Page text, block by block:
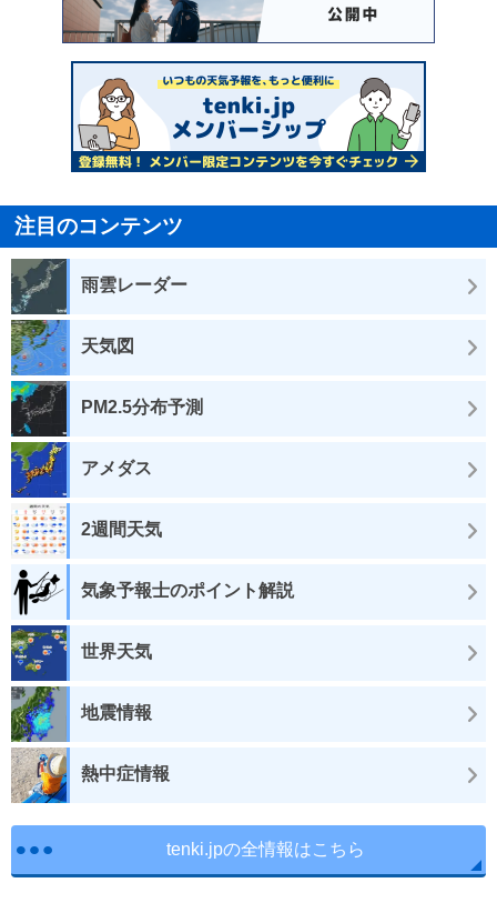
注目のコンテンツ
雨雲レーダー
天気図
PM2.5分布予測
アメダス
2週間天気
気象予報士のポイント解説
世界天気
地震情報
熱中症情報
tenki.jpの全情報はこちら